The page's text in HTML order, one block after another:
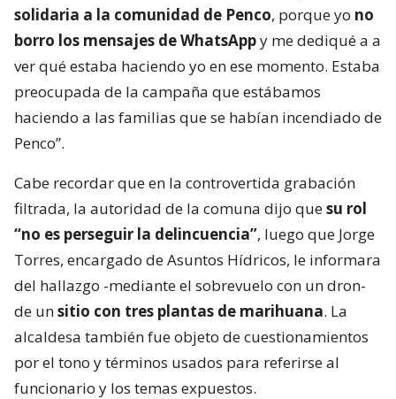
solidaria a la comunidad de Penco, porque yo no
borro los mensajes de WhatsAppy me dediqué a a
ver qué estaba haciendo yo en ese momento. Estaba
preocupada de la campaña que estábamos
haciendo a las familias que se habían incendiado de
Penco”.
Cabe recordar que en la controvertida grabación
filtrada, la autoridad de la comuna dijo quesu rol
“no es perseguir la delincuencia”, luego que Jorge
Torres, encargado de Asuntos Hídricos, le informara
del hallazgo -mediante el sobrevuelo con un dron-
de unsitio con tres plantas de marihuana. La
alcaldesa también fue objeto de cuestionamientos
por el tono y términos usados para referirse al
funcionario y los temas expuestos.